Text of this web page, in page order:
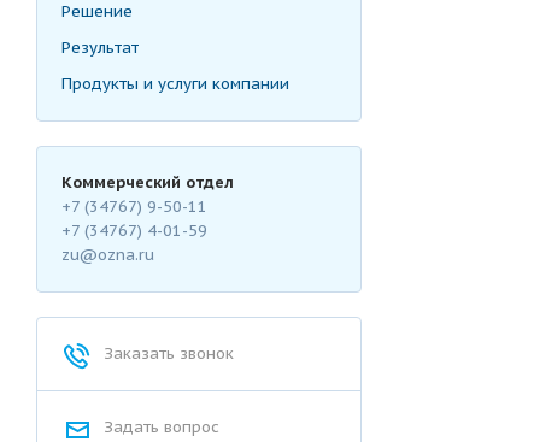
Решение
Результат
Продукты и услуги компании
Коммерческий отдел
+7 (34767) 9-50-11
+7 (34767) 4-01-59
zu@ozna.ru
Заказать звонок
Задать вопрос